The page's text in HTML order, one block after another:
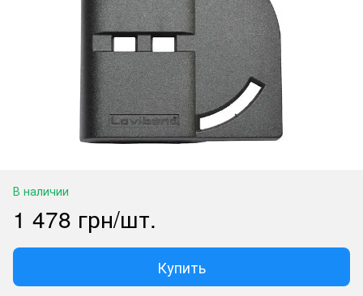
В наличии
1 478 грн/шт.
Купить